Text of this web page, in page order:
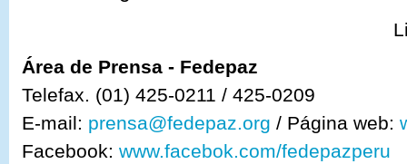
Área de Prensa - Fedepaz
Telefax. (01) 425-0211 / 425-0209
E-mail: prensa@fedepaz.org / Página web:
Facebook:www.facebok.com/fedepazperu